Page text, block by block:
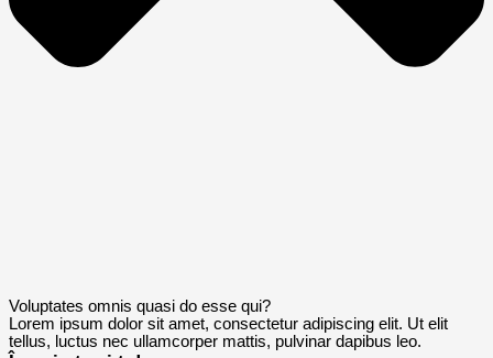
Voluptates omnis quasi do esse qui?
Lorem ipsum dolor sit amet, consectetur adipiscing elit. Ut elit
tellus, luctus nec ullamcorper mattis, pulvinar dapibus leo.